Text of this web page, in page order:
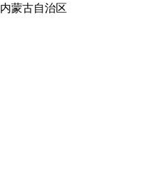
内蒙古自治区